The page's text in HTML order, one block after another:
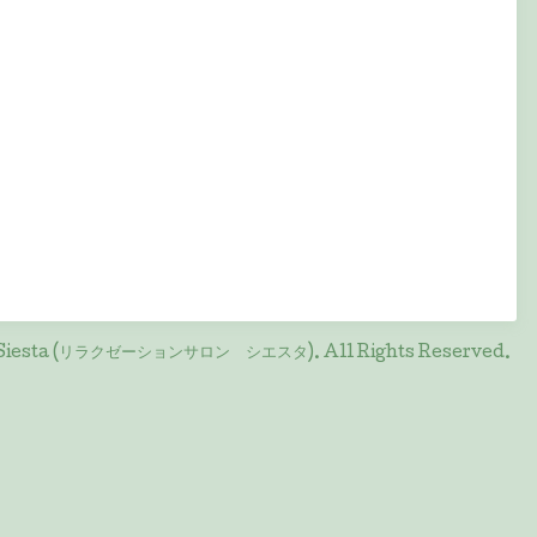
(リラクゼーションサロン シエスタ). All Rights Reserved.